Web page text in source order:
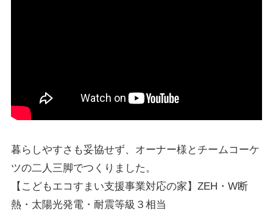
暮らしやすさも妥協せず、オーナー様とチームコーケ
ツの二人三脚でつくりました。
【こどもエコすまい支援事業対応の家】ZEH・W断
熱・太陽光発電・耐震等級３相当